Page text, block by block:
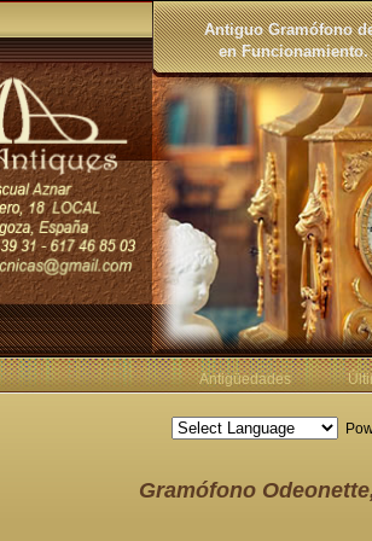
Antiguo Gramófono
en Funcionamiento.
Antigüedades
Gramófono